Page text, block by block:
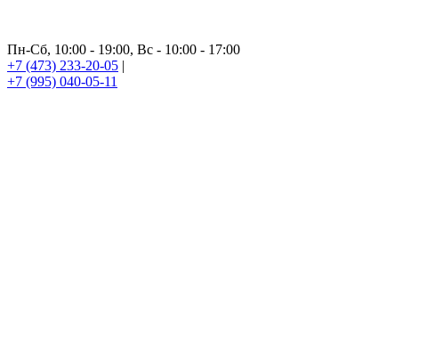
Пн-Сб, 10:00 - 19:00, Вс - 10:00 - 17:00
+7 (473) 233-20-05 |
+7 (995) 040-05-11